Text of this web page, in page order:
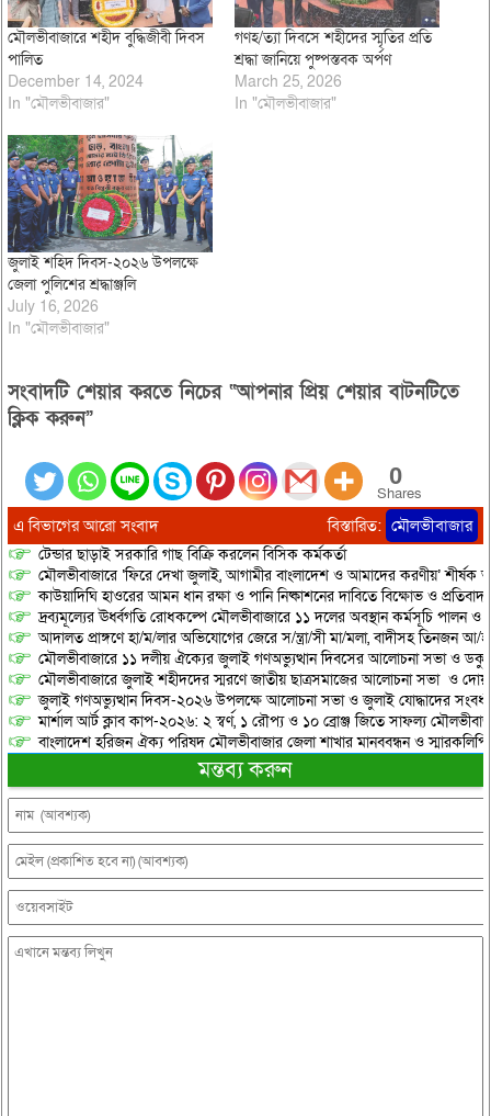
মৌলভীবাজারে শহীদ বুদ্ধিজীবী দিবস
পালিত
December 14, 2024
In "মৌলভীবাজার"
গণহ/ত্যা দিবসে শহীদের স্মৃতির প্রতি
শ্রদ্ধা জানিয়ে পুষ্পস্তবক অর্পণ
March 25, 2026
In "মৌলভীবাজার"
জুলাই শহিদ দিবস-২০২৬ উপলক্ষে
জেলা পুলিশের শ্রদ্ধাঞ্জলি
July 16, 2026
In "মৌলভীবাজার"
সংবাদটি শেয়ার করতে নিচের “আপনার প্রিয় শেয়ার বাটনটিতে
ক্লিক করুন”
0
Shares
এ বিভাগের আরো সংবাদ বিস্তারিত: মৌলভীবাজার
টেন্ডার ছাড়াই সরকারি গাছ বিক্রি করলেন বিসিক কর্মকর্তা
মৌলভীবাজারে ‘ফিরে দেখা জুলাই, আগামীর বাংলাদেশ ও আমাদের করণীয়’ শীর্ষক
কাউয়াদিঘি হাওরের আমন ধান রক্ষা ও পানি নিষ্কাশনের দাবিতে বিক্ষোভ ও
দ্রব্যমূল্যের ঊর্ধ্বগতি রোধকল্পে মৌলভীবাজারে ১১ দলের অবস্থান কর্মসূচি পালন ও
আদালত প্রাঙ্গণে হা/ম/লার অভিযোগের জেরে স/ন্ত্রা/সী মা/মলা, বাদীসহ তিনজন আ/
মৌলভীবাজারে ১১ দলীয় ঐক্যের জুলাই গণঅভ্যুত্থান দিবসের আলোচনা সভা ও
মৌলভীবাজারে জুলাই শহীদদের স্মরণে জাতীয় ছাত্রসমাজের আলোচনা সভা ও
জুলাই গণঅভ্যুত্থান দিবস-২০২৬ উপলক্ষে আলোচনা সভা ও জুলাই যোদ্ধাদের
মার্শাল আর্ট ক্লাব কাপ-২০২৬: ২ স্বর্ণ, ১ রৌপ্য ও ১০ ব্রোঞ্জ জিতে সাফল্য
বাংলাদেশ হরিজন ঐক্য পরিষদ মৌলভীবাজার জেলা শাখার মানববন্ধন ও স্মারকলিপি
মন্তব্য করুন